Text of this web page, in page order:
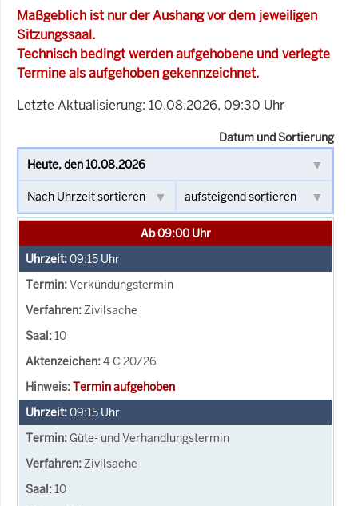
Maßgeblich ist nur der Aushang vor dem jeweiligen
Sitzungssaal.
Technisch bedingt werden aufgehobene und verlegte
Termine als aufgehoben gekennzeichnet.
Letzte Aktualisierung: 10.08.2026, 09:30 Uhr
Datum und Sortierung
Ab 09:00 Uhr
09:15 Uhr
Verkündungstermin
Zivilsache
10
4 C 20/26
Termin aufgehoben
09:15 Uhr
Güte- und Verhandlungstermin
Zivilsache
10